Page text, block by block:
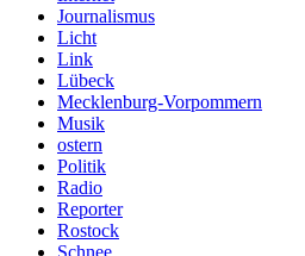
Journalismus
Licht
Link
Lübeck
Mecklenburg-Vorpommern
Musik
ostern
Politik
Radio
Reporter
Rostock
Schnee